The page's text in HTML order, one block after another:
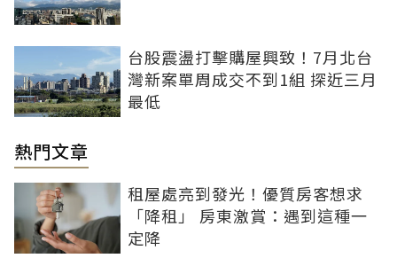
台股震盪打擊購屋興致！7月北台
灣新案單周成交不到1組 探近三月
最低
熱門文章
租屋處亮到發光！優質房客想求
「降租」 房東激賞：遇到這種一
定降